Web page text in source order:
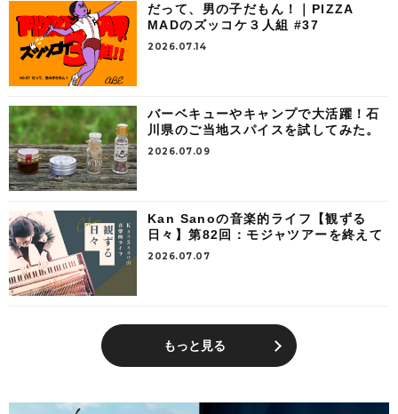
だって、男の子だもん！｜PIZZA
MADのズッコケ３人組 #37
2026.07.14
バーベキューやキャンプで大活躍！石
川県のご当地スパイスを試してみた。
2026.07.09
Kan Sanoの音楽的ライフ【観ずる
日々】第82回：モジャツアーを終えて
2026.07.07
もっと見る